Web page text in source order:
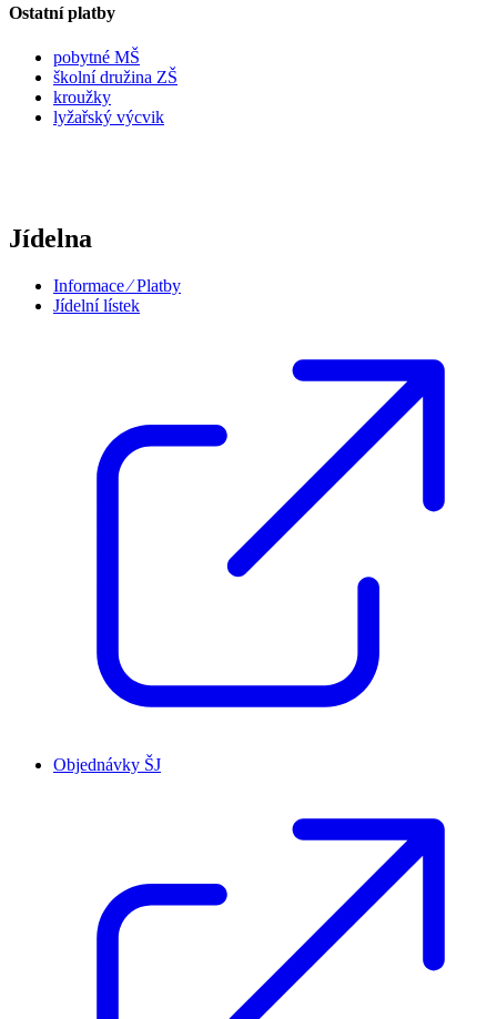
Ostatní platby
pobytné MŠ
školní družina ZŠ
kroužky
lyžařský výcvik
Jídelna
Informace ⁄ Platby
Jídelní lístek
Objednávky ŠJ